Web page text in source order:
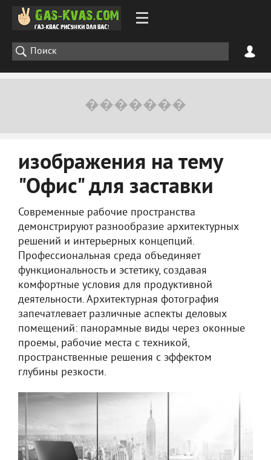
изображения на тему
"Офис" для заставки
Современные рабочие пространства
демонстрируют разнообразие архитектурных
решений и интерьерных концепций.
Профессиональная среда объединяет
функциональность и эстетику, создавая
комфортные условия для продуктивной
деятельности. Архитектурная фотография
запечатлевает различные аспекты деловых
помещений: панорамные виды через оконные
проемы, рабочие места с техникой,
пространственные решения с эффектом
глубины резкости.